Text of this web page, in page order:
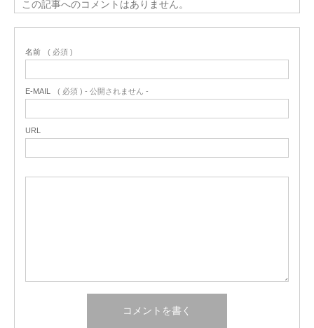
この記事へのコメントはありません。
名前 ( 必須 )
E-MAIL ( 必須 ) - 公開されません -
URL